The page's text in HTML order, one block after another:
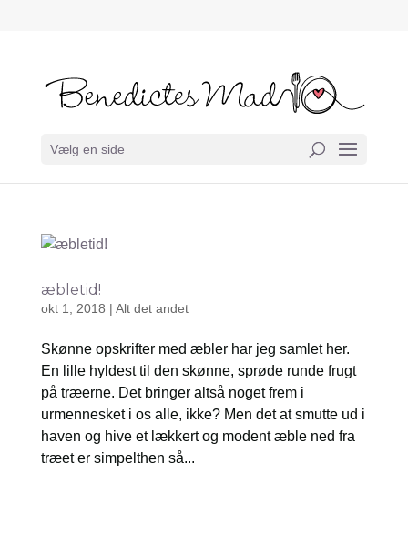
Vælg en side
æbletid!
okt 1, 2018 | Alt det andet
Skønne opskrifter med æbler har jeg samlet her.
En lille hyldest til den skønne, sprøde runde frugt
på træerne. Det bringer altså noget frem i
urmennesket i os alle, ikke? Men det at smutte ud i
haven og hive et lækkert og modent æble ned fra
træet er simpelthen så...